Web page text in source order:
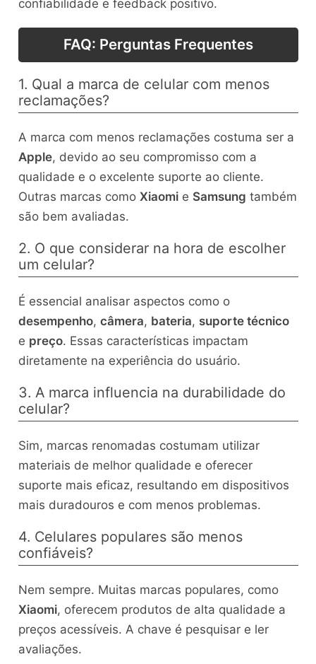
confiabilidade e feedback positivo.
FAQ: Perguntas Frequentes
1. Qual a marca de celular com menos
reclamações?
A marca com menos reclamações costuma ser a
Apple, devido ao seu compromisso com a
qualidade e o excelente suporte ao cliente.
Outras marcas como Xiaomie Samsung também
são bem avaliadas.
2. O que considerar na hora de escolher
um celular?
É essencial analisar aspectos como o
desempenho, câmera, bateria, suporte técnico
e preço. Essas características impactam
diretamente na experiência do usuário.
3. A marca influencia na durabilidade do
celular?
Sim, marcas renomadas costumam utilizar
materiais de melhor qualidade e oferecer
suporte mais eficaz, resultando em dispositivos
mais duradouros e com menos problemas.
4. Celulares populares são menos
confiáveis?
Nem sempre. Muitas marcas populares, como
Xiaomi, oferecem produtos de alta qualidade a
preços acessíveis. A chave é pesquisar e ler
avaliações.